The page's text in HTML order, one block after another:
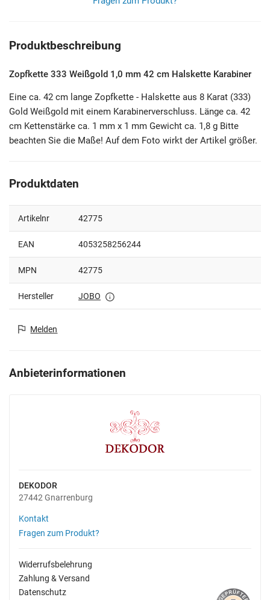
Produktbeschreibung
Zopfkette 333 Weißgold 1,0 mm 42 cm Halskette Karabiner
Eine ca. 42 cm lange Zopfkette - Halskette aus 8 Karat (333)
Gold Weißgold mit einem Karabinerverschluss. Länge ca. 42
cm Kettenstärke ca. 1 mm x 1 mm Gewicht ca. 1,8 g Bitte
beachten Sie die Maße! Auf dem Foto wirkt der Artikel größer.
Produktdaten
Artikelnr 42775
EAN 4053258256244
MPN 42775
Hersteller JOBO
Melden
Anbieterinformationen
DEKODOR
27442 Gnarrenburg
Kontakt
Fragen zum Produkt?
Widerrufsbelehrung
Zahlung & Versand
Datenschutz